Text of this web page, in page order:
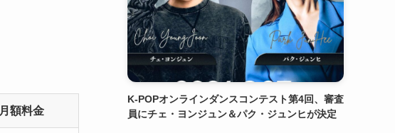
月額料金
K-POPオンラインダンスコンテスト第4回、審査
員にチェ・ヨンジュン＆パク・ジュンヒが決定